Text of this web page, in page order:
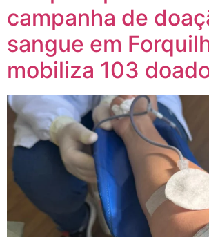
campanha de
sangue em
mobiliza 103